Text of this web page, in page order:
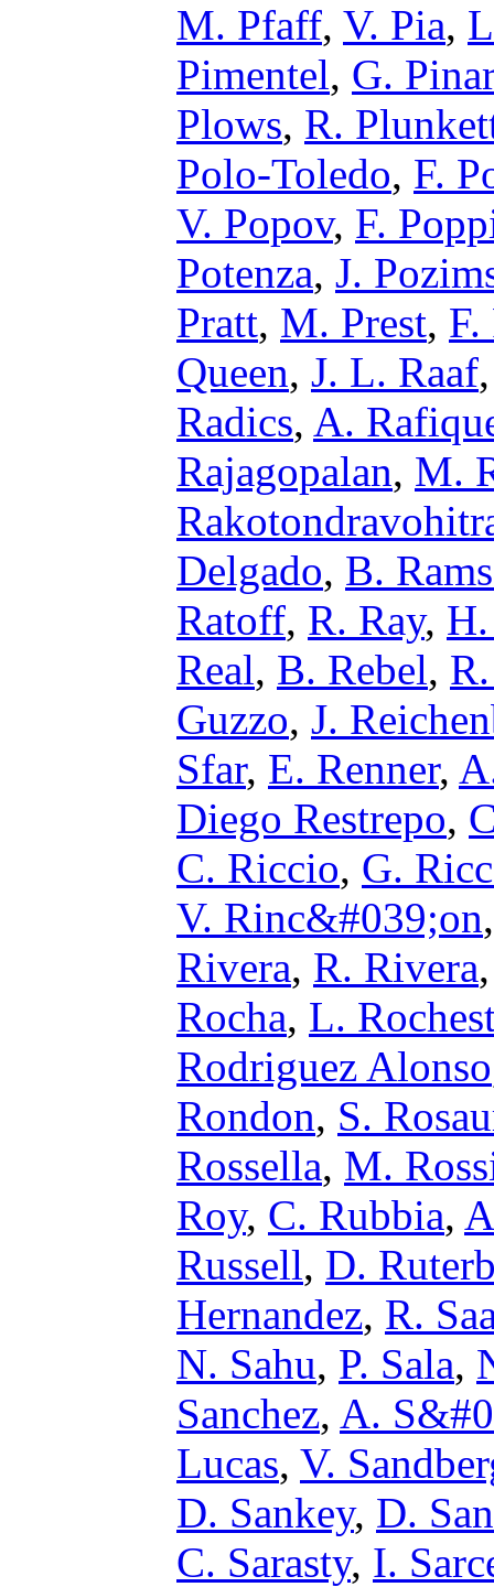
M. Pfaff, V. Pia,
Pimentel, G.
Plows, R.
Polo-Toledo, F.
V. Popov, F.
Potenza, J.
Pratt, M. Prest, F.
Queen, J. L. Raaf
Radics, A.
Rajagopalan, M.
Delgado, B.
Ratoff, R. Ray,
Real, B. Rebel,
Guzzo, J.
Sfar, E. Renner,
Diego Restrepo,
C. Riccio, G.
V. Rinc&#039;on
Rivera, R. Rivera
Rocha, L.
Rodriguez Alonso
Rondon, S.
Rossella, M.
Roy, C. Rubbia,
Russell, D.
Hernandez, R.
N. Sahu, P. Sala,
Sanchez, A.
Lucas, V.
D. Sankey, D.
C. Sarasty, I.